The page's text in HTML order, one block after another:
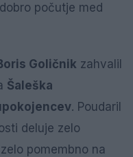
počutje med
Goličnik zahvalil
Šaleška
. Poudaril
deluje zelo
pomembno na